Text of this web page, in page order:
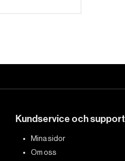
Kundservice och support
Mina sidor
Om oss